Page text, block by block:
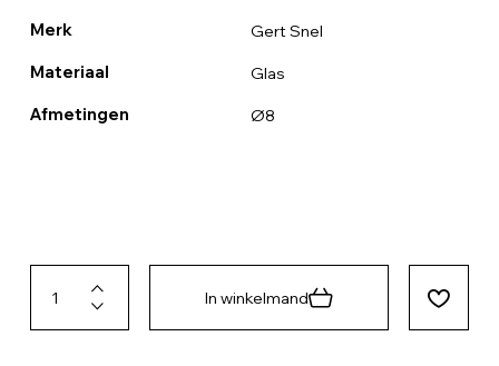
Merk Gert Snel
Materiaal Glas
Afmetingen Ø8
In winkelmand